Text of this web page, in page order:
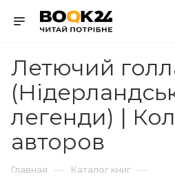
Летючий
легенди) |
авторов
Главная — Каталог книг —